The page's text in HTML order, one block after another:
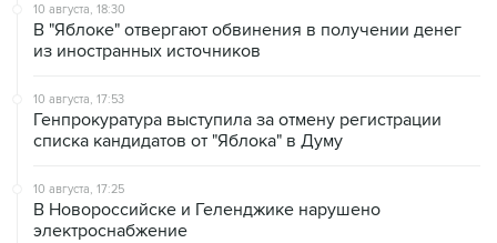
10 августа, 18:30
В "Яблоке" отвергают обвинения в получении денег
из иностранных источников
10 августа, 17:53
Генпрокуратура выступила за отмену регистрации
списка кандидатов от "Яблока" в Думу
10 августа, 17:25
В Новороссийске и Геленджике нарушено
электроснабжение